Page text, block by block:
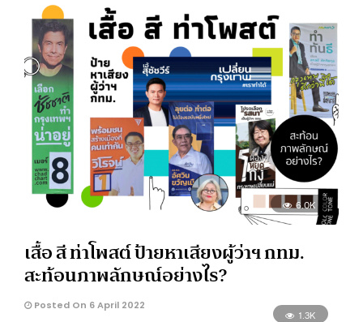
6.0K
เสื้อ สี ท่าโพสต์ ป้ายหาเสียงผู้ว่าฯ กทม.
สะท้อนภาพลักษณ์อย่างไร?
Posted On 6 April 2022
1.3K